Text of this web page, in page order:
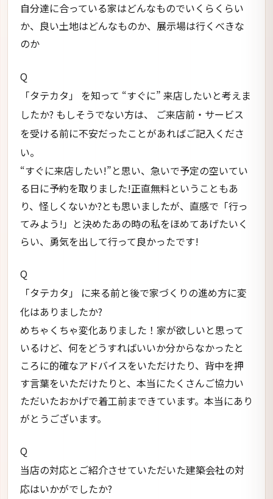
自分達に合っている家はどんなものでいくらくらい
か、良い土地はどんなものか、展示場は行くべきな
のか
Q
「タテカタ」 を知って “すぐに” 来店したいと考えま
したか? もしそうでない方は、 ご来店前・サービス
を受ける前に不安だったことがあればご記入くださ
い。
“すぐに来店したい!”と思い、急いで予定の空いてい
る日に予約を取りました!正直無料ということもあ
り、怪しくないか?とも思いましたが、直感で「行っ
てみよう!」と決めたあの時の私をほめてあげたいく
らい、勇気を出して行って良かったです!
Q
「タテカタ」 に来る前と後で家づくりの進め方に変
化はありましたか?
めちゃくちゃ変化ありました！家が欲しいと思って
いるけど、何をどうすればいいか分からなかったと
ころに的確なアドバイスをいただけたり、背中を押
す言葉をいただけたりと、本当にたくさんご協力い
ただいたおかげで着工前まできています。本当にあり
がとうございます。
Q
当店の対応とご紹介させていただいた建築会社の対
応はいかがでしたか?